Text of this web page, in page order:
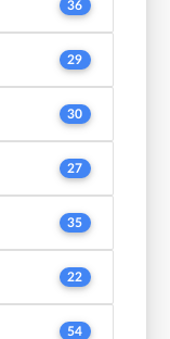
36
29
30
27
35
22
54